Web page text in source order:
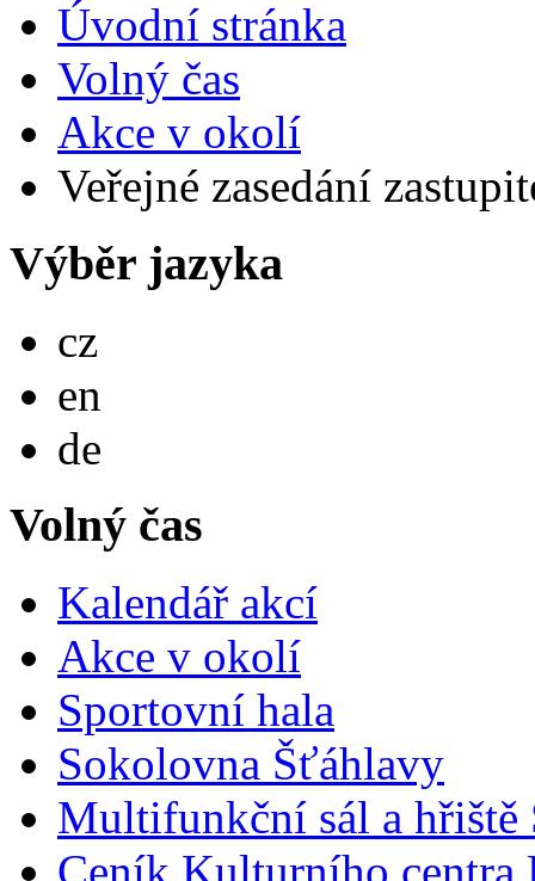
Úvodní stránka
Volný čas
Akce v okolí
Veřejné zasedání
Výběr jazyka
cz
en
de
Volný čas
Kalendář akcí
Akce v okolí
Sportovní hala
Sokolovna Šťáhlavy
Multifunkční sál a hřiště